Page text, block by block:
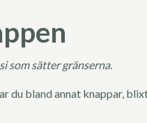
som sätter gränserna.
du bland annat knappar,